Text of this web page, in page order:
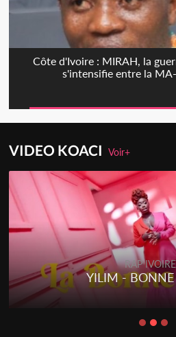
Côte d'Ivoire : MIRAH, la
s'intensifie entre la
VIDEO KOACIVoir+
RAP IVOIRE
YILIM - BONNE